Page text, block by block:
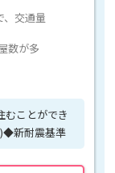
、交通量
数が多
ことができ
新耐震基準